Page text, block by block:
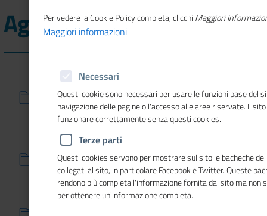
Agenda
22/09/2026 - Educazione finanziaria al
femminile: terzo webinar 2026 del progetto
"Donne in attivo"
28/07/2026 - “Identità, coesione, integrazione
europea”: evento di lancio della Presidenza
Italiana EUSAIR
Per vedere la Cookie Policy completa, clicchi Maggiori
Maggiori informazioni
Necessari
Questi cookie sono necessari per usare le funzioni base del
navigazione delle pagine o l'accesso alle aree riservate. Il
funzionare correttamente senza questi cookies.
Terze parti
Questi cookies servono per mostrare sul sito le bacheche
collegati al sito, in particolare Facebook e Twitter. Queste
rendono più completa l'informazione fornita dal sito ma non
per ottenere un'informazione completa.